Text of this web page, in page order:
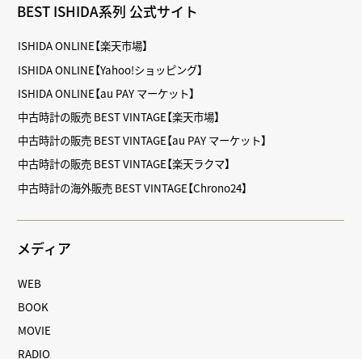
BEST ISHIDA系列 公式サイト
ISHIDA ONLINE【楽天市場】
ISHIDA ONLINE【Yahoo!ショッピング】
ISHIDA ONLINE【au PAY マーケット】
中古時計の販売 BEST VINTAGE【楽天市場】
中古時計の販売 BEST VINTAGE【au PAY マーケット】
中古時計の販売 BEST VINTAGE【楽天ラクマ】
中古時計の海外販売 BEST VINTAGE【Chrono24】
メディア
WEB
BOOK
MOVIE
RADIO